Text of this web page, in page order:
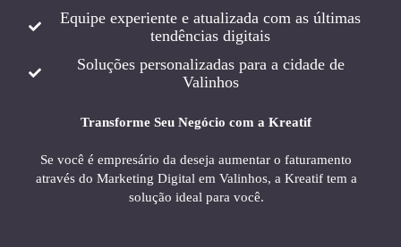
Equipe experiente e atualizada com as últimas
tendências digitais
Soluções personalizadas para a cidade de
Valinhos
Transforme Seu Negócio com a Kreatif
Se você é empresário da deseja aumentar o faturamento
através do Marketing Digital em Valinhos, a Kreatif tem a
solução ideal para você.